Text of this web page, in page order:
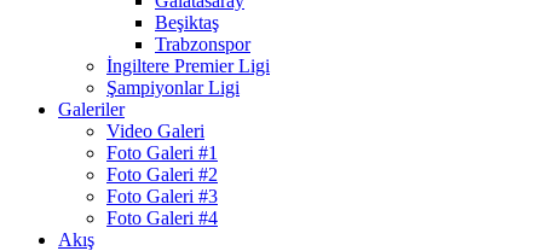
Beşiktaş
Trabzonspor
İngiltere Premier Ligi
Şampiyonlar Ligi
Galeriler
Video Galeri
Foto Galeri #1
Foto Galeri #2
Foto Galeri #3
Foto Galeri #4
Akış